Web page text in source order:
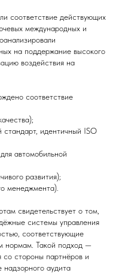
действующих
международных и
на поддержание высокого
воздействия на
соответствие
идентичный ISO
автомобильной
развития);
менеджмента).
свидетельствует о том,
системы управления
соответствующие
нормам. Такой подход —
со стороны партнёров и
аудита